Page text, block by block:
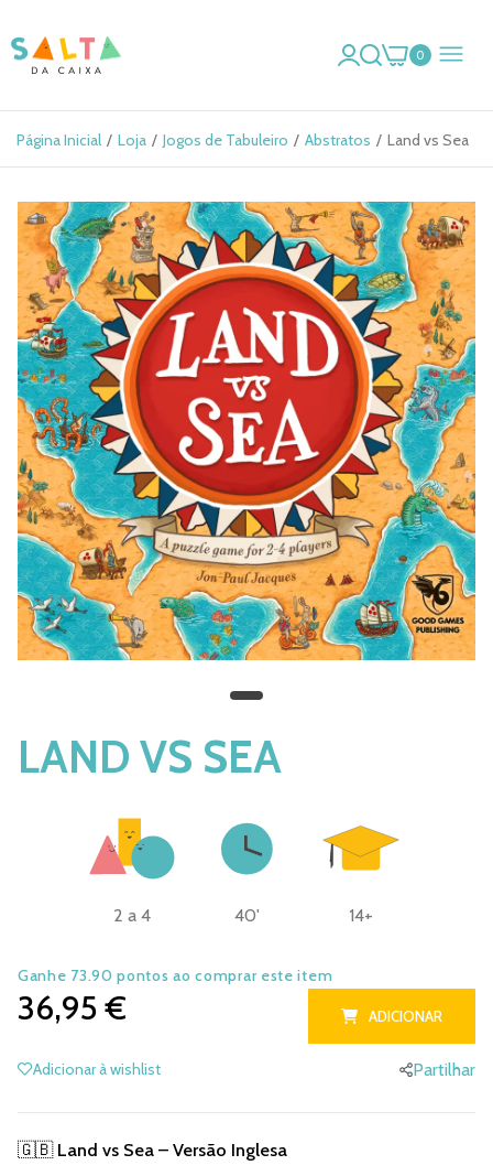
0
Página Inicial Loja Jogos de Tabuleiro Abstratos Land vs Sea
LAND VS SEA
2 a 4 40' 14+
Ganhe 73.90 pontos ao comprar este item
36,95 € ADICIONAR
Adicionar à wishlist Partilhar
🇬🇧 Land vs Sea – Versão Inglesa